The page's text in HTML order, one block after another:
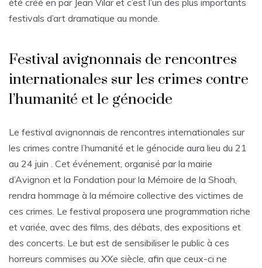
été créé en par Jean Vilar et c’est l’un des plus importants
festivals d’art dramatique au monde.
Festival avignonnais de rencontres
internationales sur les crimes contre
l’humanité et le génocide
Le festival avignonnais de rencontres internationales sur
les crimes contre l’humanité et le génocide aura lieu du 21
au 24 juin . Cet événement, organisé par la mairie
d’Avignon et la Fondation pour la Mémoire de la Shoah,
rendra hommage à la mémoire collective des victimes de
ces crimes. Le festival proposera une programmation riche
et variée, avec des films, des débats, des expositions et
des concerts. Le but est de sensibiliser le public à ces
horreurs commises au XXe siècle, afin que ceux-ci ne